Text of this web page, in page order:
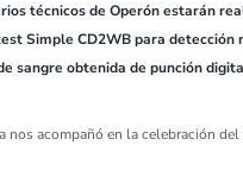
técnicos de Operón estarán
Simple CD2WB para
sangre obtenida de punción
nos acompañó en la celebración